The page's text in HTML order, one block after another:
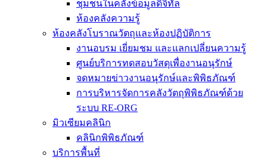
ชุมชนในคลังข้อมูลดิจิทัล
ห้องคลังความรู้
ห้องคลังโบราณวัตถุและห้องปฏิบัติการ
งานอบรม เยี่ยมชม และแลกเปลี่ยนความรู้
ศูนย์บริการทดสอบวัสดุเพื่องานอนุรักษ์
จดหมายข่าวงานอนุรักษ์และพิพิธภัณฑ์
การบริหารจัดการคลังวัตถุพิพิธภัณฑ์ด้วย
ระบบ RE-ORG
มิวเซียมคลินิก
คลินิกพิพิธภัณฑ์
บริการพื้นที่